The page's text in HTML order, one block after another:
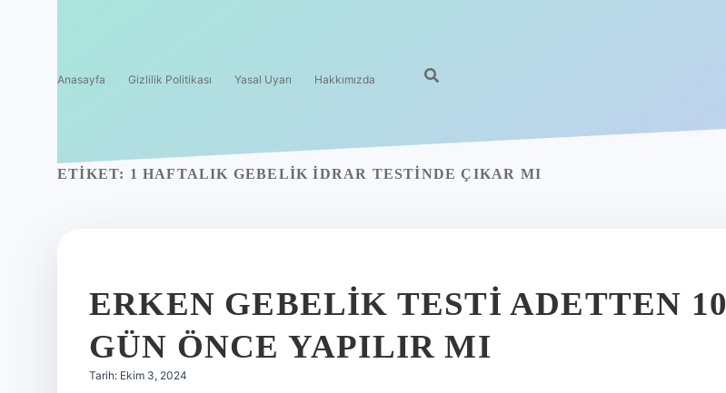
Anasayfa Gizlilik Politikası Yasal Uyarı Hakkımızda
ETIKET: 1 HAFTALIK GEBELIK IDRAR TESTINDE ÇIKAR MI
ERKEN GEBELIK TESTI ADETTEN 10
GÜN ÖNCE YAPILIR MI
Tarih: Ekim 3, 2024